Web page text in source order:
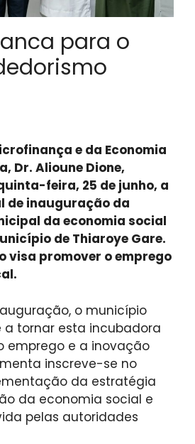
para o
e da Economia
Dr. Alioune Dione,
feira, 25 de junho, a
de inauguração da
da economia social
de Thiaroye Gare.
visa promover o emprego
o município
tornar esta incubadora
emprego e a inovação
inscreve-se no
da estratégia
da economia social e
pelas autoridades